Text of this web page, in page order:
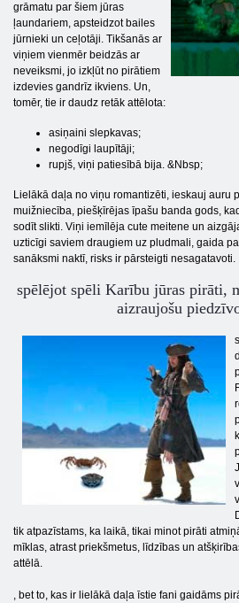
grāmatu par šiem jūras
ļaundariem, apsteidzot bailes
jūrnieki un ceļotāji. Tikšanās ar
viņiem vienmēr beidzās ar
neveiksmi, jo izkļūt no pirātiem
izdevies gandrīz ikviens. Un,
tomēr, tie ir daudz retāk attēlota:
asiņaini slepkavas;
negodīgi laupītāji;
rupjš, viņi patiesībā bija. &Nbsp;
Lielākā daļa no viņu romantizēti, ieskauj auru
muižniecība, piešķīrējas īpašu banda gods,
sodīt slikti. Viņi iemīlēja cute meitene un
uzticīgi saviem draugiem uz pludmali, gaida
sanāksmi naktī, risks ir pārsteigti nesagatavoti.
spēlējot spēli Karību jūras pirāti,
aizraujošu
tik atpazīstams, ka laikā, tikai minot pirāti
mīklas, atrast priekšmetus, līdzības un
attēlā.
, bet to, kas ir lielākā daļa īstie fani gaidāms